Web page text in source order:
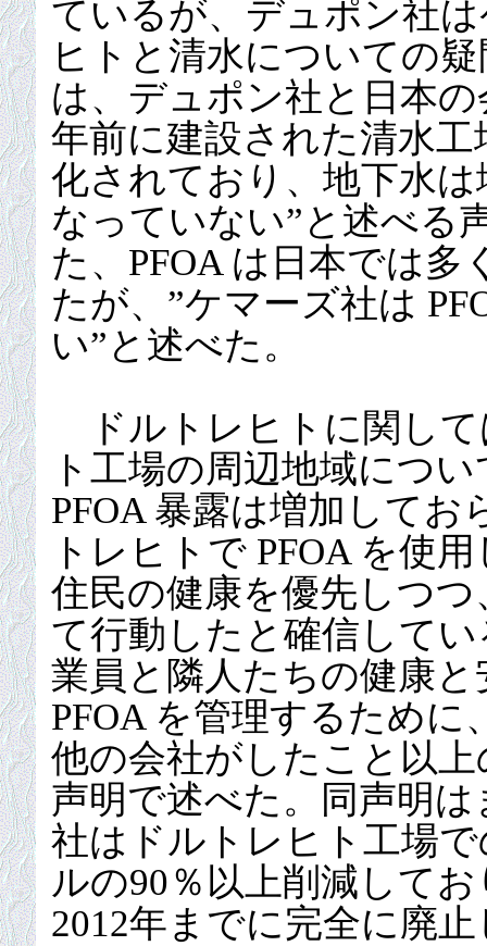
ているが、デュポン社
ヒトと清水についての
は、デュポン社と日本
年前に建設された清水
化されており、地下水
なっていない”と述べる
た、PFOA は日本では
たが、”ケマーズ社は
い”と述べた。
ドルトレヒトに関して
ト工場の周辺地域につ
PFOA 暴露は増加して
トレヒトで PFOA を使
住民の健康を優先しつ
て行動したと確信して
業員と隣人たちの健康
PFOA を管理するため
他の会社がしたこと以
声明で述べた。同声明
社はドルトレヒト工場で
ルの90％以上削減して
2012年までに完全に廃